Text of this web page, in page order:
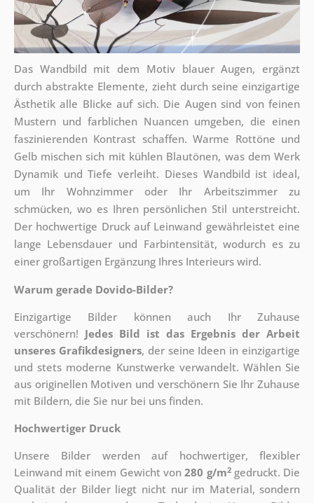
Das Wandbild mit dem Motiv blauer Augen, ergänzt
durch abstrakte Elemente, zieht durch seine einzigartige
Ästhetik alle Blicke auf sich. Die Augen sind von feinen
Mustern und farblichen Nuancen umgeben, die einen
faszinierenden Kontrast schaffen. Warme Rottöne und
Gelb mischen sich mit kühlen Blautönen, was dem Werk
Dynamik und Tiefe verleiht. Dieses Wandbild ist ideal,
um Ihr Wohnzimmer oder Ihr Arbeitszimmer zu
schmücken, wo es Ihren persönlichen Stil unterstreicht.
Der hochwertige Druck auf Leinwand gewährleistet eine
lange Lebensdauer und Farbintensität, wodurch es zu
einer großartigen Ergänzung Ihres Interieurs wird.
Warum gerade Dovido-Bilder?
Einzigartige Bilder können auch Ihr Zuhause
verschönern! Jedes Bild ist das Ergebnis der Arbeit
unseres Grafikdesigners, der seine Ideen in einzigartige
und stets moderne Kunstwerke verwandelt. Wählen Sie
aus originellen Motiven und verschönern Sie Ihr Zuhause
mit Bildern, die Sie nur bei uns finden.
Hochwertiger Druck
Unsere Bilder werden auf hochwertiger, flexibler
Leinwand mit einem Gewicht von280 g/m2gedruckt. Die
Qualität der Bilder liegt nicht nur im Material, sondern